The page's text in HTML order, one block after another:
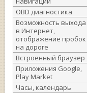
OBD диагностика
Возможность выхода
в Интернет,
отображение пробок
на дороге
Встроенный браузер
Приложения Google,
Play Market
Часы, календарь